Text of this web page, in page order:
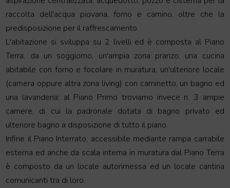
raccolta dell'acqua piovana, forno e camino, oltre che la
predisposizione per il raffrescamento.
L'abitazione si sviluppa su 2 livelli ed è composta al Piano
Terra, da un soggiorno, un'ampia zona pranzo, una cucina
abitabile con forno e focolare in muratura, un'ulteriore locale
(camera oppure altra zona living) con caminetto, un bagno ed
una lavanderia; al Piano Primo troviamo invece n. 3 ampie
camere, di cui la padronale dotata di bagno privato ed
ulteriore bagno a disposizione di tutto il piano.
Infine il Piano Interrato, accessibile mediante rampa carrabile
esterna ed anche da scala interna in muratura dal Piano Terra
è composto da un locale autorimessa ed un locale cantina
comunicanti tra di loro.